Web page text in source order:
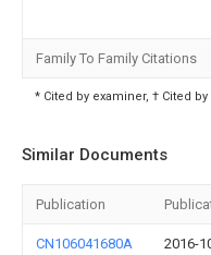
Family To Family Citations
* Cited by examiner, † Cited
Similar Documents
Publication
CN106041680A 2016-